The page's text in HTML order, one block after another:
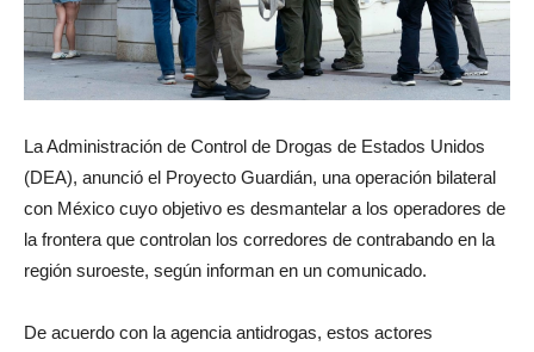
La Administración de Control de Drogas de Estados Unidos
(DEA), anunció el Proyecto Guardián, una operación bilateral
con México cuyo objetivo es desmantelar a los operadores de
la frontera que controlan los corredores de contrabando en la
región suroeste, según informan en un comunicado.
De acuerdo con la agencia antidrogas, estos actores